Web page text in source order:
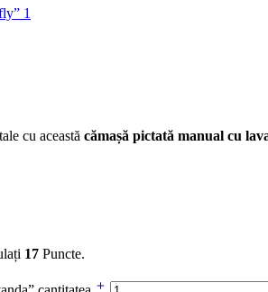
cu această cămașă pictată manual cu
17 Puncte.